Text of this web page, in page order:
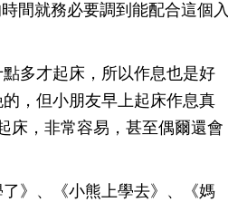
間就務必要調到能配合這個入
多才起床，所以作息也是好
，但小朋友早上起床作息真
床，非常容易，甚至偶爾還會
》、《小熊上學去》、《媽